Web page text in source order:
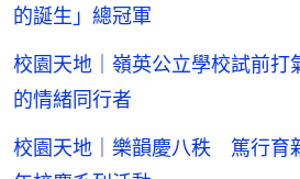
的誕生」總冠軍
校園天地｜嶺英公立學校試前
的情緒同行者
校園天地｜樂韻慶八秩 篤行育